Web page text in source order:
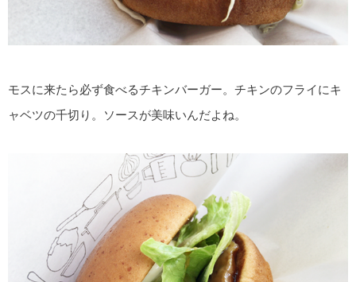
モスに来たら必ず食べるチキンバーガー。チキンのフライにキ
ャベツの千切り。ソースが美味いんだよね。